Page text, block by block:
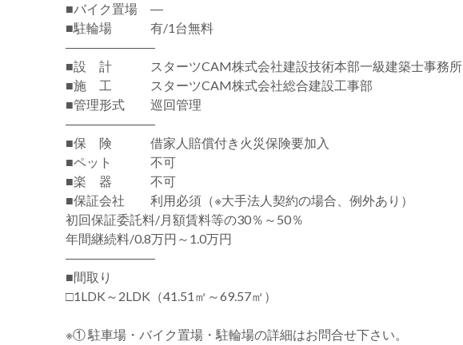
■バイク置場 ―
■駐輪場 有/1台無料
―――――――
■設 計 スターツCAM株式会社建設技術本部一級建築士事務所
■施 工 スターツCAM株式会社総合建設工事部
■管理形式 巡回管理
―――――――
■保 険 借家人賠償付き火災保険要加入
■ペット 不可
■楽 器 不可
■保証会社 利用必須（※大手法人契約の場合、例外あり）
初回保証委託料/月額賃料等の30％～50％
年間継続料/0.8万円～1.0万円
―――――――
■間取り
□1LDK～2LDK（41.51㎡～69.57㎡）
※① 駐車場・バイク置場・駐輪場の詳細はお問合せ下さい。